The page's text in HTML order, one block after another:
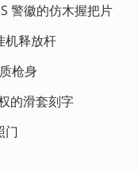
警徽的仿木握把片
机释放杆
枪身
的滑套刻字
门